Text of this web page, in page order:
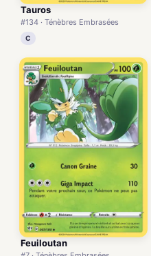
Tauros
#134 · Ténèbres Embrasées
C
Feuiloutan